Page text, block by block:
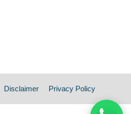
Disclaimer Privacy Policy